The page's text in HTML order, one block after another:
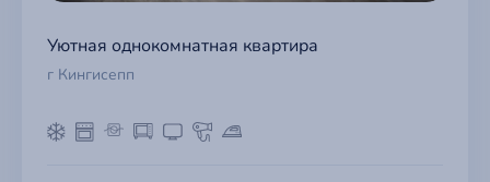
Уютная однокомнатная квартира
г Кингисепп